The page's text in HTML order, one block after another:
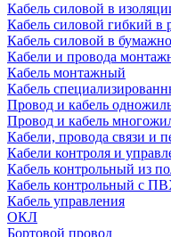
Кабель силовой в
Кабель силовой гибкий в
Кабель силовой в
Кабели и провода
Кабель монтажный
Кабель
Провод и кабель
Провод и кабель
Кабели, провода связи и
Кабели контроля и
Кабель контрольный из
Кабель контрольный с
Кабель управления
ОКЛ
Бортовой провод